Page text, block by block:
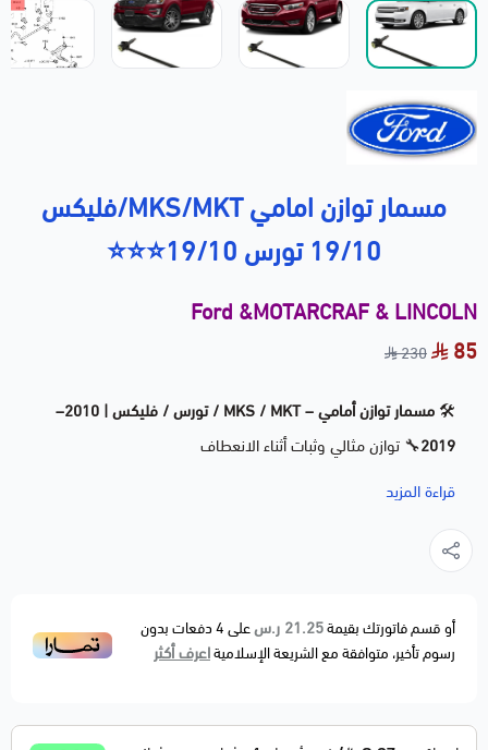
مسمار توازن امامي MKS/MKT/فليكس
19/10 تورس 19/10⭐⭐⭐
Ford &MOTARCRAF & LINCOLN
85
230
🛠️
مسمار توازن أمامي – MKS / MKT / تورس / فليكس | 2010–
2019🔧 توازن مثالي وثبات أثناء الانعطاف
⭐⭐⭐ جودة عالية – مطابق للمواصفات الأصلية (OEM)
الجهة:أمامي(يتوفر أيضًا يمين عند الطلب)
الوظيفة: ربط عمود التوازن بهيكل السيارة لتحسين التحكم
الحالة: جديد
قراءة المزيد
أو قسم فاتورتك بقيمة21.25 ر.س على4دفعات بدون
رسوم تأخير، متوافقة مع الشريعة الإسلاميةاعرف أكثر